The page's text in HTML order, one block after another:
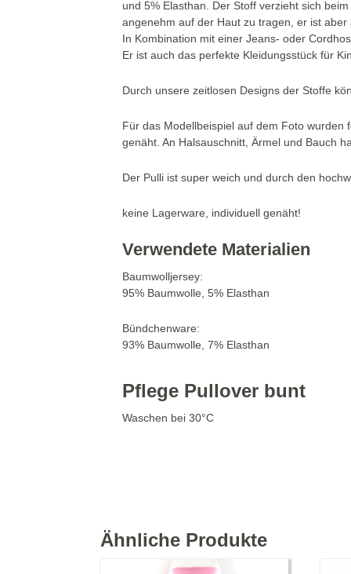
und 5% Elasthan. Der Stoff verzieht sich
angenehm auf der Haut zu tragen, er ist aber
In Kombination mit einer Jeans- oder
Er ist auch das perfekte Kleidungsstück für
Durch unsere zeitlosen Designs der Stoffe
Für das Modellbeispiel auf dem Foto
genäht. An Halsauschnitt, Ärmel und Bauch
Der Pulli ist super weich und durch den
keine Lagerware, individuell genäht!
Verwendete Materialien
Baumwolljersey:
95% Baumwolle, 5% Elasthan
Bündchenware:
93% Baumwolle, 7% Elasthan
Pflege Pullover bunt
Waschen bei 30°C
Ähnliche Produkte